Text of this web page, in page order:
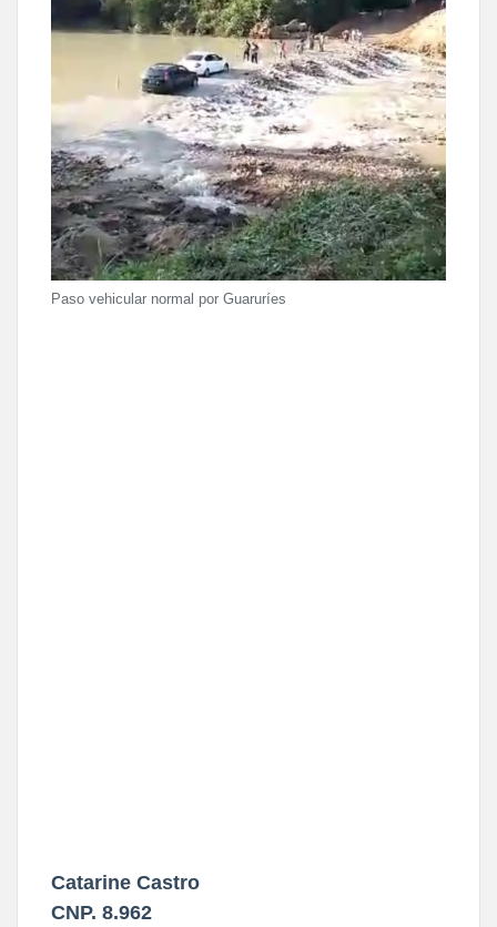
Paso vehicular normal por Guaruríes
Catarine Castro
CNP. 8.962